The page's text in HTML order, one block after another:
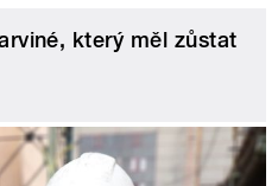
který měl zůstat